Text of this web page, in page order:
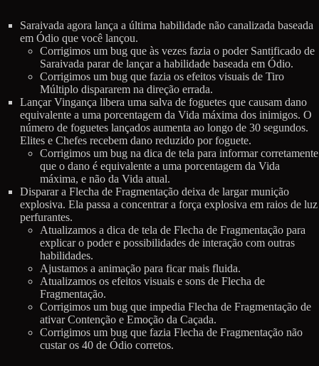
Saraivada agora lança a última habilidade não canalizada baseada
em Ódio que você lançou.
Corrigimos um bug que às vezes fazia o poder Santificado de
Saraivada parar de lançar a habilidade baseada em Ódio.
Corrigimos um bug que fazia os efeitos visuais de Tiro
Múltiplo dispararem na direção errada.
Lançar Vingança libera uma salva de foguetes que causam dano
equivalente a uma porcentagem da Vida máxima dos inimigos. O
número de foguetes lançados aumenta ao longo de 30 segundos.
Elites e Chefes recebem dano reduzido por foguete.
Corrigimos um bug na dica de tela para informar corretamente
que o dano é equivalente a uma porcentagem da Vida
máxima, e não da Vida atual.
Disparar a Flecha de Fragmentação deixa de largar munição
explosiva. Ela passa a concentrar a força explosiva em raios de luz
perfurantes.
Atualizamos a dica de tela de Flecha de Fragmentação para
explicar o poder e possibilidades de interação com outras
habilidades.
Ajustamos a animação para ficar mais fluida.
Atualizamos os efeitos visuais e sons de Flecha de
Fragmentação.
Corrigimos um bug que impedia Flecha de Fragmentação de
ativar Contenção e Emoção da Caçada.
Corrigimos um bug que fazia Flecha de Fragmentação não
custar os 40 de Ódio corretos.